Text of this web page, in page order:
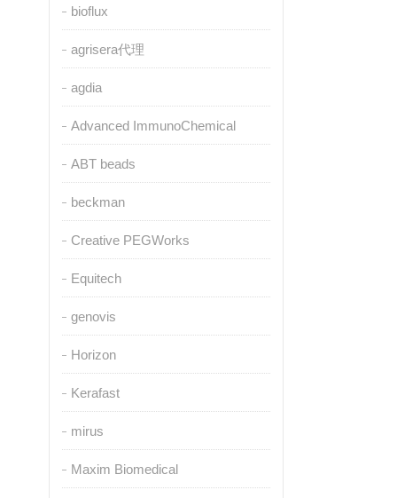
bioflux
agrisera代理
agdia
Advanced ImmunoChemical
ABT beads
beckman
Creative PEGWorks
Equitech
genovis
Horizon
Kerafast
mirus
Maxim Biomedical